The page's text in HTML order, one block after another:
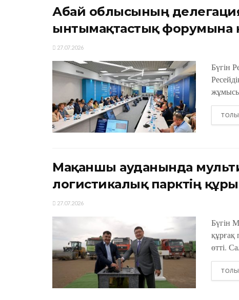
Абай облысының
ынтымақтастық форумына
27.07.2026
Бүгін
Мақаншы ауданында
логистикалық парктің
27.07.2026
Бүгін
құрғақ
өтті.